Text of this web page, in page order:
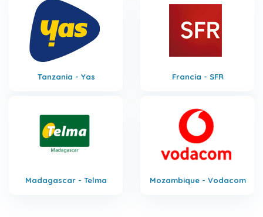
Tanzania - Yas Francia - SFR
Madagascar - Telma Mozambique - Vodacom